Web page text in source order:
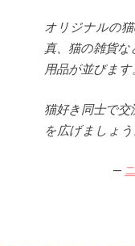
オリジナルの
真、猫の雑貨
用品が並びます
猫好き同士で
を広げましょう